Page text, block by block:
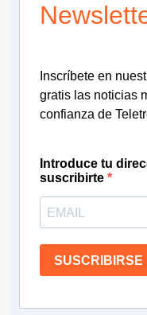
Inscríbete en
gratis las noticias
confianza de
Introduce tu
suscribirte
SUSCRIBIRSE